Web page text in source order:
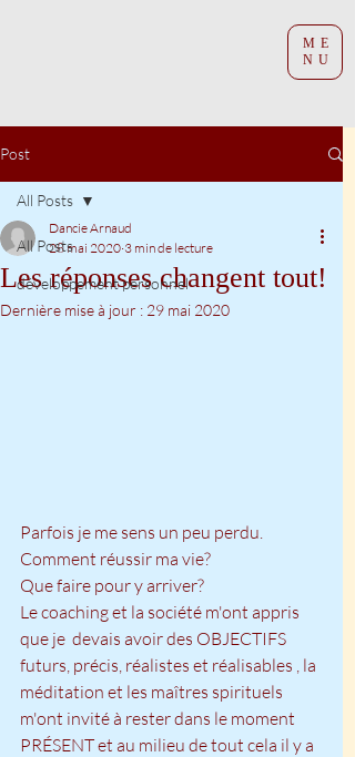
ME
NU
Post
All Posts
développement personnel
All Posts
Les réponses changent tout!
Dancie Arnaud
28 mai 2020 3 min de lecture
Dernière mise à jour : 29 mai 2020
Parfois je me sens un peu perdu.
Comment réussir ma vie?
Que faire pour y arriver?
Le coaching et la société m'ont appris
que je  devais avoir des OBJECTIFS
futurs, précis, réalistes et réalisables , la
méditation et les maîtres spirituels
m'ont invité à rester dans le moment
PRÉSENT et au milieu de tout cela il y a